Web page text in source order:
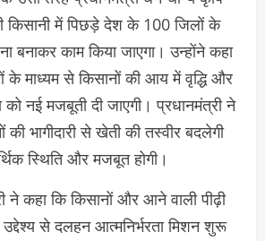
किसानी में पिछड़े देश के 100 जिलों के
बनाकर काम किया जाएगा। उन्होंने कहा
माध्यम से किसानों की आय में वृद्धि और
को नई मजबूती दी जाएगी। प्रधानमंत्री ने
की भागीदारी से खेती की तस्वीर बदलेगी
स्थिति और मजबूत होगी।
कि किसानों और आने वाली पीढ़ी
से दलहन आत्मनिर्भरता मिशन शुरू